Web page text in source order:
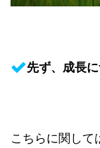
先ず、成長
こちらに関し